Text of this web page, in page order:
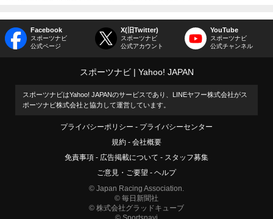
Facebook
スポーツナビ
公式ページ
X(旧Twitter)
スポーツナビ
公式アカウント
YouTube
スポーツナビ
公式チャンネル
スポーツナビ Yahoo! JAPAN
スポーツナビはYahoo! JAPANのサービスであり、LINEヤフー株式会社がス
ポーツナビ株式会社と協力して運営しています。
プライバシーポリシー
プライバシーセンター
規約
会社概要
免責事項
広告掲載について
スタッフ募集
ご意見・ご要望
ヘルプ
© Japan Racing Association.
© 毎日新聞社
© 株式会社グラッドキューブ